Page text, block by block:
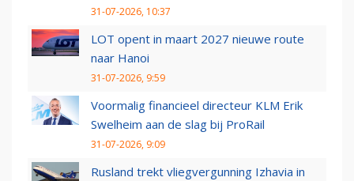
31-07-2026, 10:37
LOT opent in maart 2027 nieuwe route
naar Hanoi
31-07-2026, 9:59
Voormalig financieel directeur KLM Erik
Swelheim aan de slag bij ProRail
31-07-2026, 9:09
Rusland trekt vliegvergunning Izhavia in